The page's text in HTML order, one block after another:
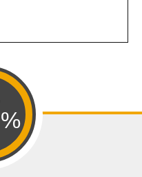
%